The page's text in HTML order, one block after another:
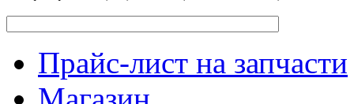
Прайс-лист на запчасти